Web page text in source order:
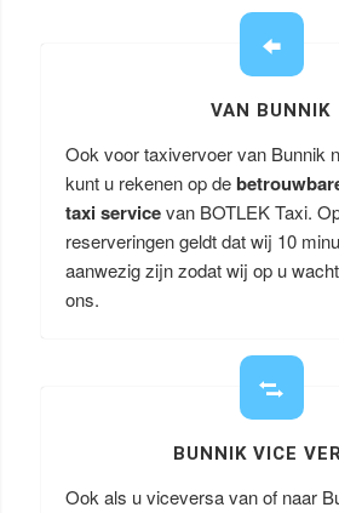
VAN BUNNIK
Ook voor taxivervoer van Bunnik
kunt u rekenen op de
taxi servicevan BOTLEK Taxi.
reserveringen geldt dat wij 10
aanwezig zijn zodat wij op u
ons.
BUNNIK VICE
Ook als u viceversa van of naar